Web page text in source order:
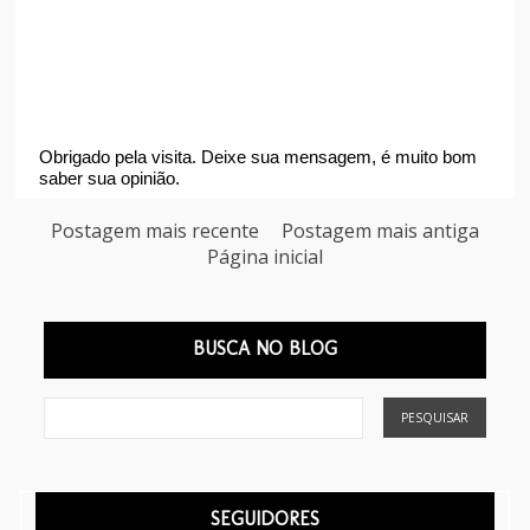
Obrigado pela visita. Deixe sua mensagem, é muito bom
saber sua opinião.
Postagem mais recente
Postagem mais antiga
Página inicial
BUSCA NO BLOG
SEGUIDORES